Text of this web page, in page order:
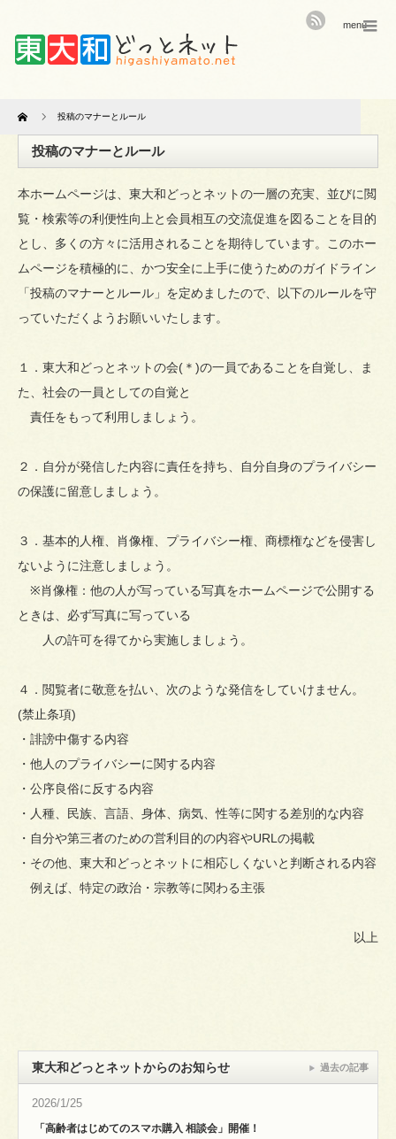
menu
Home 投稿のマナーとルール
投稿のマナーとルール
本ホームページは、東大和どっとネットの一層の充実、並びに閲
覧・検索等の利便性向上と会員相互の交流促進を図ることを目的
とし、多くの方々に活用されることを期待しています。このホー
ムページを積極的に、かつ安全に上手に使うためのガイドライン
「投稿のマナーとルール」を定めましたので、以下のルールを守
っていただくようお願いいたします。
１．東大和どっとネットの会(＊)の一員であることを自覚し、ま
た、社会の一員としての自覚と
責任をもって利用しましょう。
２．自分が発信した内容に責任を持ち、自分自身のプライバシー
の保護に留意しましょう。
３．基本的人権、肖像権、プライバシー権、商標権などを侵害し
ないように注意しましょう。
※肖像権：他の人が写っている写真をホームページで公開する
ときは、必ず写真に写っている
人の許可を得てから実施しましょう。
４．閲覧者に敬意を払い、次のような発信をしていけません。
(禁止条項)
・誹謗中傷する内容
・他人のプライバシーに関する内容
・公序良俗に反する内容
・人種、民族、言語、身体、病気、性等に関する差別的な内容
・自分や第三者のための営利目的の内容やURLの掲載
・その他、東大和どっとネットに相応しくないと判断される内容
例えば、特定の政治・宗教等に関わる主張
以上
東大和どっとネットからのお知らせ
2026/1/25
「高齢者はじめてのスマホ購入 相談会」開催！
過去の記事